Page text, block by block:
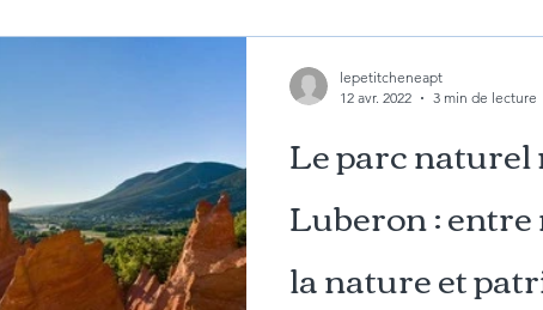
Le parc
Luberon :
la nature et
lepetitcheneapt
12 avr. 2022
3 min de lecture